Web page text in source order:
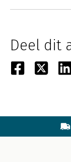
Deel dit